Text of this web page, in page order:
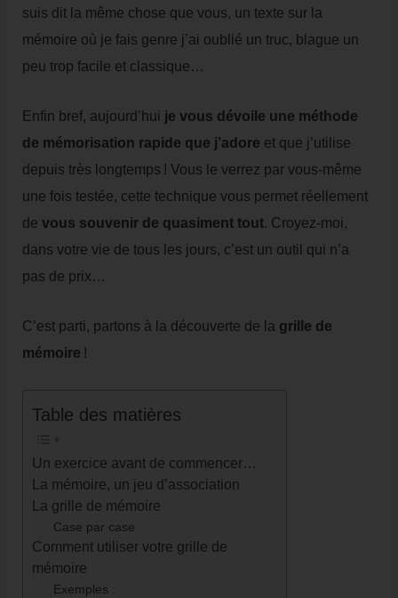
suis dit la même chose que vous, un texte sur la
mémoire où je fais genre j’ai oublié un truc, blague un
peu trop facile et classique…
Enfin bref, aujourd’hui je vous dévoile une méthode
de mémorisation rapide que j’adore et que j’utilise
depuis très longtemps ! Vous le verrez par vous-même
une fois testée, cette technique vous permet réellement
devous souvenir de quasiment tout. Croyez-moi,
dans votre vie de tous les jours, c’est un outil qui n’a
pas de prix…
C’est parti, partons à la découverte de la grille de
mémoire !
Table des matières
Un exercice avant de commencer…
La mémoire, un jeu d’association
La grille de mémoire
Case par case
Comment utiliser votre grille de
mémoire
Exemples :